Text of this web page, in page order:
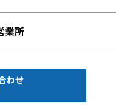
のみでバスタブのない
承ください。
業所
わせ